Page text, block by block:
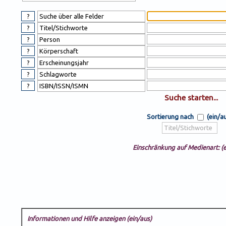
Sortierung nach (ein/
Einschränkung auf Medienart:
Informationen und Hilfe anzeigen (ein/aus)